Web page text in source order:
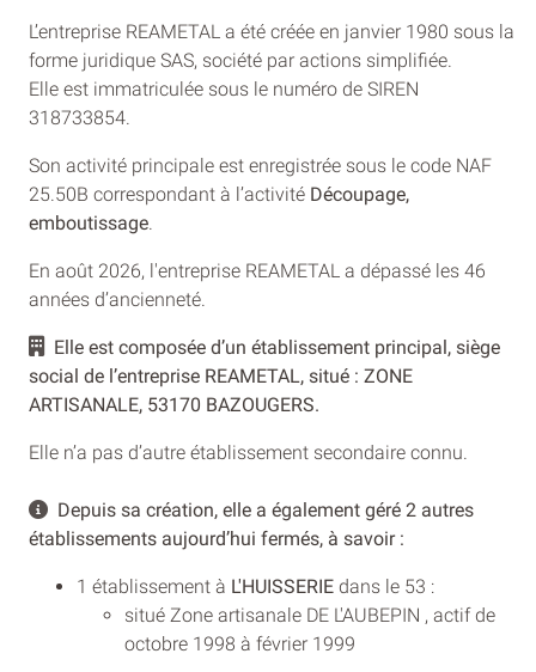
L’entreprise REAMETAL a été créée en janvier 1980 sous la
forme juridique SAS, société par actions simplifiée.
Elle est immatriculée sous le numéro de SIREN
318733854.
Son activité principale est enregistrée sous le code NAF
25.50B correspondant à l’activité Découpage,
emboutissage
En août 2026, l'entreprise REAMETAL a dépassé les 46
années d’ancienneté.
Elle est composée d’un établissement principal, siège
social de l’entreprise REAMETAL, situé : ZONE
ARTISANALE, 53170 BAZOUGERS.
Elle n’a pas d’autre établissement secondaire connu.
Depuis sa création, elle a également géré 2 autres
établissements aujourd’hui fermés, à savoir :
1 établissement à L'HUISSERIE dans le 53 :
situé Zone artisanale DE L'AUBEPIN , actif de
octobre 1998 à février 1999